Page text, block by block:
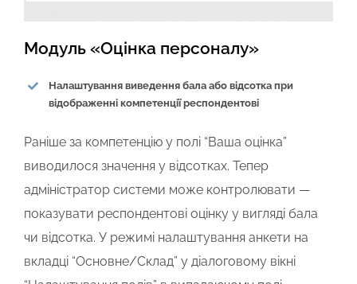
Модуль «Оцінка персоналу»
Налаштування виведення бала або відсотка при
відображенні компетенції респондентові
Раніше за компетенцію у полі “Ваша оцінка”
виводилося значення у відсотках. Тепер
адміністратор системи може контролювати —
показувати респондентові оцінку у вигляді бала
чи відсотка. У режимі налаштування анкети на
вкладці “Основне/Склад” у діалоговому вікні